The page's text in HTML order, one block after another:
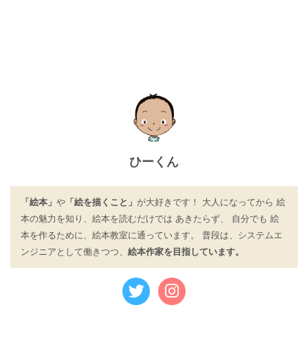
ひーくん
「絵本」 や 「絵を描くこと」 が大好きです！ 大人になってから 絵
本の魅力を知り、絵本を読むだけでは あきたらず、 自分でも 絵
本を作るために、絵本教室に通っています。 普段は、システムエ
ンジニアとして働きつつ、 絵本作家を目指しています。